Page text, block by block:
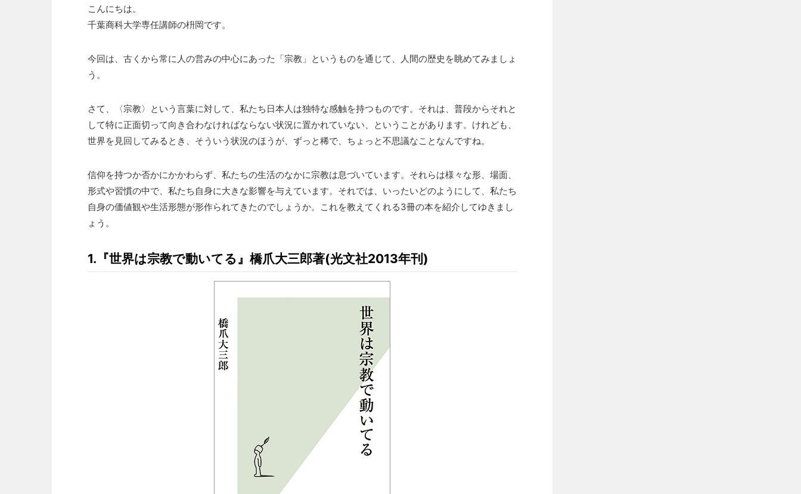
こんにちは。
千葉商科大学専任講師の枡岡です。
今回は、古くから常に人の営みの中心にあった「宗教」というものを通じて、人間の歴史を眺めてみましょ
う。
さて、〈宗教〉という言葉に対して、私たち日本人は独特な感触を持つものです。それは、普段からそれと
して特に正面切って向き合わなければならない状況に置かれていない、ということがあります。けれども、
世界を見回してみるとき、そういう状況のほうが、ずっと稀で、ちょっと不思議なことなんですね。
信仰を持つか否かにかかわらず、私たちの生活のなかに宗教は息づいています。それらは様々な形、場面、
形式や習慣の中で、私たち自身に大きな影響を与えています。それでは、いったいどのようにして、私たち
自身の価値観や生活形態が形作られてきたのでしょうか。これを教えてくれる3冊の本を紹介してゆきまし
ょう。
1.『世界は宗教で動いてる』橋爪大三郎著(光文社2013年刊)